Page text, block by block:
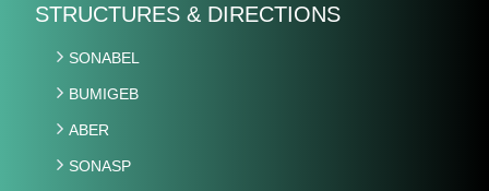
STRUCTURES & DIRECTIONS
SONABEL
BUMIGEB
ABER
SONASP